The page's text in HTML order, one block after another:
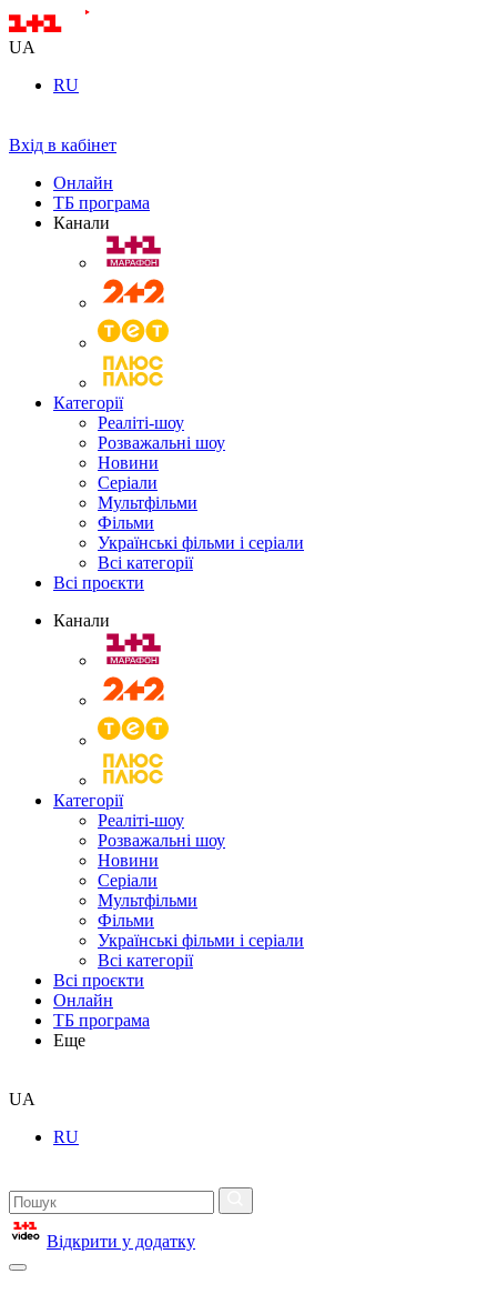
UA
RU
Вхід в кабінет
Онлайн
ТБ програма
Канали
Категорії
Реаліті-шоу
Розважальні шоу
Новини
Серіали
Мультфільми
Фільми
Українські фільми і серіали
Всі категорії
Всі проєкти
Канали
Категорії
Реаліті-шоу
Розважальні шоу
Новини
Серіали
Мультфільми
Фільми
Українські фільми і серіали
Всі категорії
Всі проєкти
Онлайн
ТБ програма
Еще
UA
RU
Відкрити у додатку